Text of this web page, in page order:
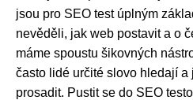
jsou pro SEO test úplným
nevěděli, jak web postavit a o
máme spoustu šikovných
často lidé určité slovo hledají a
prosadit. Pustit se do SEO